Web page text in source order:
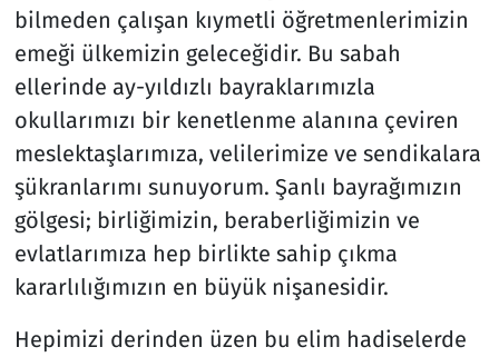
bilmeden çalışan kıymetli öğretmenlerimizin
emeği ülkemizin geleceğidir. Bu sabah
ellerinde ay-yıldızlı bayraklarımızla
okullarımızı bir kenetlenme alanına çeviren
meslektaşlarımıza, velilerimize ve sendikalara
şükranlarımı sunuyorum. Şanlı bayrağımızın
gölgesi; birliğimizin, beraberliğimizin ve
evlatlarımıza hep birlikte sahip çıkma
kararlılığımızın en büyük nişanesidir.
Hepimizi derinden üzen bu elim hadiselerde